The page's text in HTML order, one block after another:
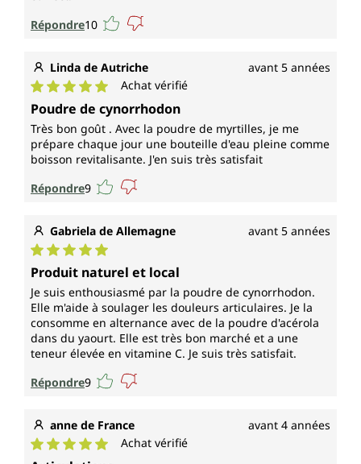
Répondre10
Linda de Autriche avant 5 années
Note moyenne de 5 sur 5 étoiles
Achat vérifié
Poudre de cynorrhodon
Très bon goût . Avec la poudre de myrtilles, je me
prépare chaque jour une bouteille d'eau pleine comme
boisson revitalisante. J'en suis très satisfait
Répondre9
Gabriela de Allemagne avant 5 années
Note moyenne de 5 sur 5 étoiles
Produit naturel et local
Je suis enthousiasmé par la poudre de cynorrhodon.
Elle m'aide à soulager les douleurs articulaires. Je la
consomme en alternance avec de la poudre d'acérola
dans du yaourt. Elle est très bon marché et a une
teneur élevée en vitamine C. Je suis très satisfait.
Répondre9
anne de France avant 4 années
Note moyenne de 5 sur 5 étoiles
Achat vérifié